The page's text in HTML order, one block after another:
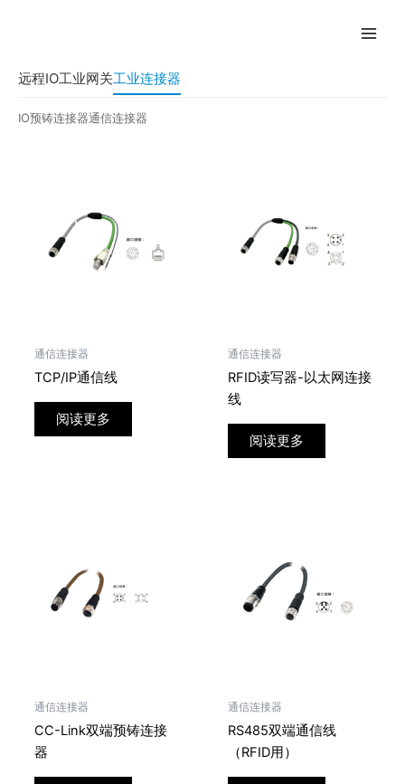
远程IO工业网关工业连接器
IO预铸连接器通信连接器
通信连接器
TCP/IP通信线
阅读更多
通信连接器
RFID读写器-以太网连接
线
阅读更多
通信连接器
CC-Link双端预铸连接
器
通信连接器
RS485双端通信线
（RFID用）